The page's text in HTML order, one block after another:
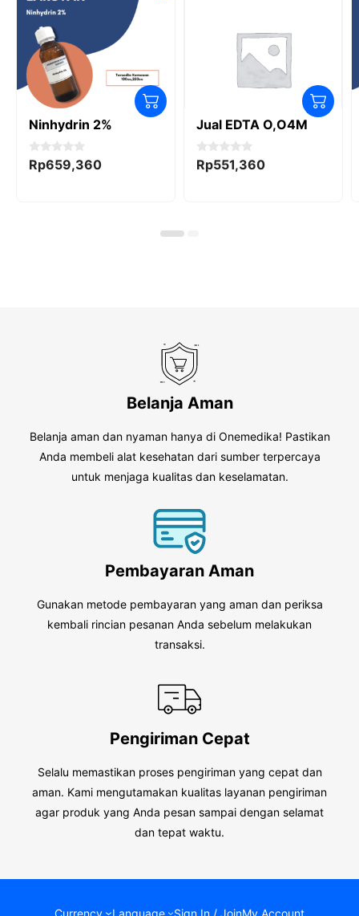
Ninhydrin 2%
0
o
Rp659,360
Jual EDTA O,O4M
0
o
Rp551,360
Belanja Aman
Belanja aman dan nyaman hanya di Onemedika! Pastikan
Anda membeli alat kesehatan dari sumber terpercaya
untuk menjaga kualitas dan keselamatan.
Pembayaran Aman
Gunakan metode pembayaran yang aman dan periksa
kembali rincian pesanan Anda sebelum melakukan
transaksi.
Pengiriman Cepat
Selalu memastikan proses pengiriman yang cepat dan
aman. Kami mengutamakan kualitas layanan pengiriman
agar produk yang Anda pesan sampai dengan selamat
dan tepat waktu.
Currency Language Sign In / JoinMy Account